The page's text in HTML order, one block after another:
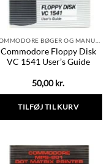
Commodore Floppy Disk
VC 1541 User’s Guide
50,00kr.
TILFØJ TIL KURV